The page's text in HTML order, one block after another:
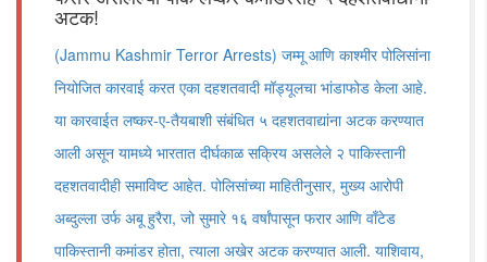
अटक!
(Jammu Kashmir Terror Arrests) जम्मू आणि काश्मीर पोलिसांना
नियोजित कारवाई करत एका दहशतवादी मॉड्यूलचा भांडाफोड केला आहे.
या कारवाईत लष्कर-ए-तैयबाशी संबंधित ५ दहशतवाद्यांना अटक करण्यात
आली असून यामध्ये भारतात दीर्घकाळ सक्रिय असलेले २ पाकिस्तानी
दहशतवादीही समाविष्ट आहेत. पोलिसांच्या माहितीनुसार, मुख्य आरोपी
अब्दुल्ला उर्फ अबू हुरैरा, जो सुमारे १६ वर्षांपासून फरार आणि वाँटेड
पाकिस्तानी कमांडर होता, त्याला अखेर अटक करण्यात आली. याशिवाय,